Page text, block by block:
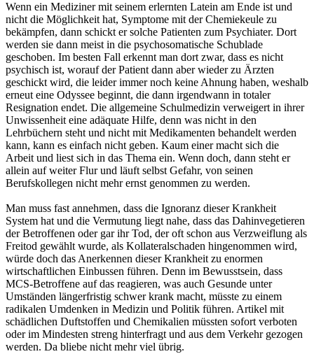
Wenn ein Mediziner mit seinem erlernten Latein am Ende ist und
nicht die Möglichkeit hat, Symptome mit der Chemiekeule zu
bekämpfen, dann schickt er solche Patienten zum Psychiater. Dort
werden sie dann meist in die psychosomatische Schublade
geschoben. Im besten Fall erkennt man dort zwar, dass es nicht
psychisch ist, worauf der Patient dann aber wieder zu Ärzten
geschickt wird, die leider immer noch keine Ahnung haben, weshalb
erneut eine Odyssee beginnt, die dann irgendwann in totaler
Resignation endet. Die allgemeine Schulmedizin verweigert in ihrer
Unwissenheit eine adäquate Hilfe, denn was nicht in den
Lehrbüchern steht und nicht mit Medikamenten behandelt werden
kann, kann es einfach nicht geben. Kaum einer macht sich die
Arbeit und liest sich in das Thema ein. Wenn doch, dann steht er
allein auf weiter Flur und läuft selbst Gefahr, von seinen
Berufskollegen nicht mehr ernst genommen zu werden.
Man muss fast annehmen, dass die Ignoranz dieser Krankheit
System hat und die Vermutung liegt nahe, dass das Dahinvegetieren
der Betroffenen oder gar ihr Tod, der oft schon aus Verzweiflung als
Freitod gewählt wurde, als Kollateralschaden hingenommen wird,
würde doch das Anerkennen dieser Krankheit zu enormen
wirtschaftlichen Einbussen führen. Denn im Bewusstsein, dass
MCS-Betroffene auf das reagieren, was auch Gesunde unter
Umständen längerfristig schwer krank macht, müsste zu einem
radikalen Umdenken in Medizin und Politik führen. Artikel mit
schädlichen Duftstoffen und Chemikalien müssten sofort verboten
oder im Mindesten streng hinterfragt und aus dem Verkehr gezogen
werden. Da bliebe nicht mehr viel übrig.